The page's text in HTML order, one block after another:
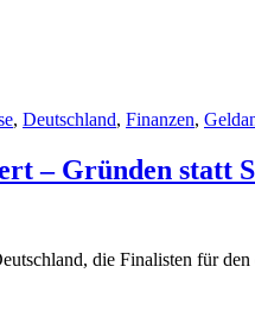
, Deutschland, Finanzen,
– Gründen statt
die Finalisten für